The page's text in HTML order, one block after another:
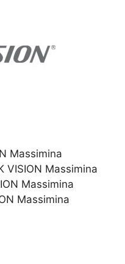
Massimina
VISION Massimina
Massimina
Massimina